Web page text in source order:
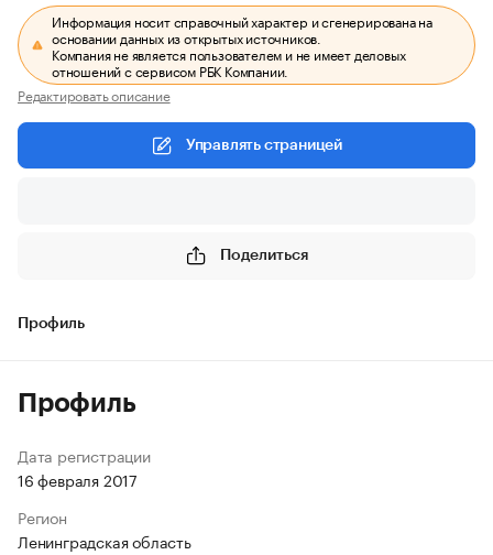
Информация носит справочный характер и сгенерирована на
основании данных из открытых источников.
Компания не является пользователем и не имеет деловых
отношений с сервисом РБК Компании.
Редактировать описание
Управлять страницей
Поделиться
Профиль
Профиль
Дата регистрации
16 февраля 2017
Регион
Ленинградская область